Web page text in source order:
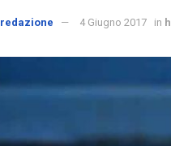
redazione 4 Giugno 2017 in